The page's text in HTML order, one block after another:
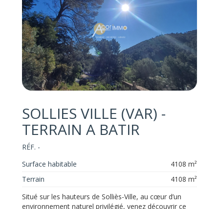
SOLLIES VILLE (VAR) -
TERRAIN A BATIR
RÉF. -
Surface habitable
4108 m²
Terrain
4108 m²
Situé sur les hauteurs de Solliès-Ville, au cœur d’un
environnement naturel privilégié, venez découvrir ce